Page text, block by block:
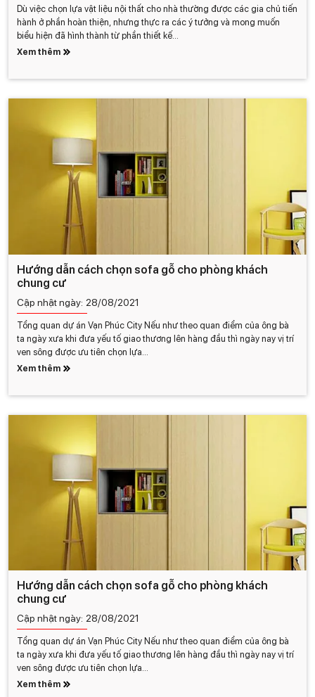
Dù việc chọn lựa vật liệu nội thất cho nhà thường được các gia chủ tiến
hành ở phần hoàn thiện, nhưng thực ra các ý tưởng và mong muốn
biểu hiện đã hình thành từ phần thiết kế...
Xem thêm
Hướng dẫn cách chọn sofa gỗ cho phòng khách
chung cư
Cập nhật ngày: 28/08/2021
Tổng quan dự án Vạn Phúc City Nếu như theo quan điểm của ông bà
ta ngày xưa khi đưa yếu tố giao thương lên hàng đầu thì ngày nay vị trí
ven sông được ưu tiên chọn lựa...
Xem thêm
Hướng dẫn cách chọn sofa gỗ cho phòng khách
chung cư
Cập nhật ngày: 28/08/2021
Tổng quan dự án Vạn Phúc City Nếu như theo quan điểm của ông bà
ta ngày xưa khi đưa yếu tố giao thương lên hàng đầu thì ngày nay vị trí
ven sông được ưu tiên chọn lựa...
Xem thêm